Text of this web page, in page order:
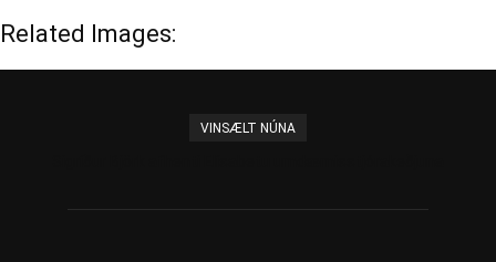
Related Images:
VINSÆLT NÚNA